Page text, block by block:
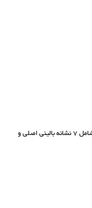
مقیاس های بالینی در دو دسته اصلی قرار می گیرند. دسته اول شامل 7 نشانه بالینی اصلی و